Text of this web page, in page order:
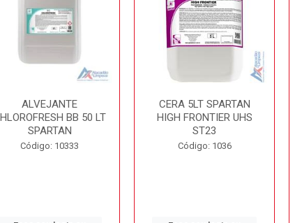
ALVEJANTE
BB 50 LT
SPARTAN
Código: 10333
CERA 5LT SPARTAN
HIGH FRONTIER UHS
ST23
Código: 1036